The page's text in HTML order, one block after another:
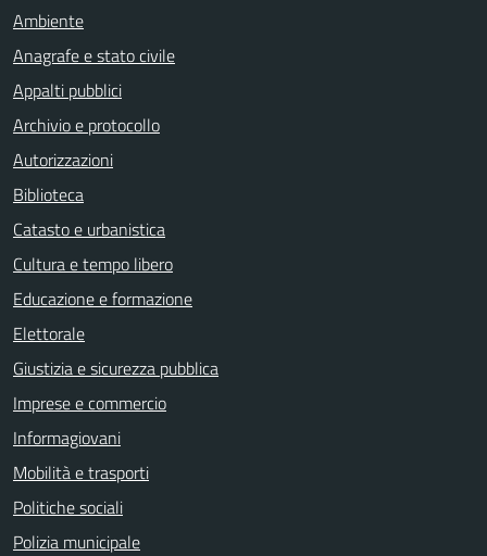
Ambiente
Anagrafe e stato civile
Appalti pubblici
Archivio e protocollo
Autorizzazioni
Biblioteca
Catasto e urbanistica
Cultura e tempo libero
Educazione e formazione
Elettorale
Giustizia e sicurezza pubblica
Imprese e commercio
Informagiovani
Mobilità e trasporti
Politiche sociali
Polizia municipale